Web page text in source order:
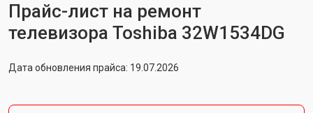
Прайс-лист на ремонт
телевизора Toshiba 32W1534DG
Дата обновления прайса: 19.07.2026